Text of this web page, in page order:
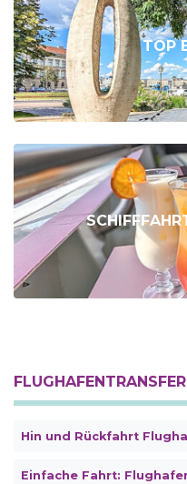
TOP
Hin und Rückfahrt
Einfache Fahrt: